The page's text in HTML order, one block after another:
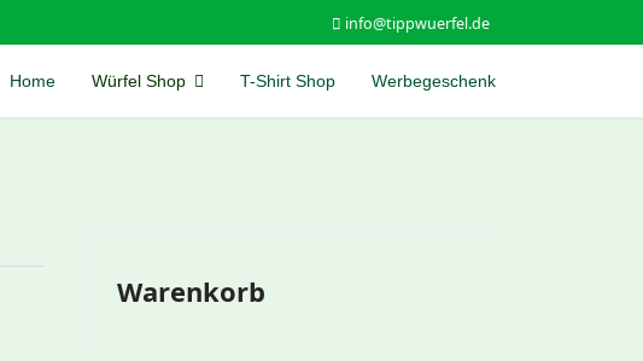
info@tippwuerfel.de
Home Würfel Shop T-Shirt Shop Werbegeschenk
Warenkorb